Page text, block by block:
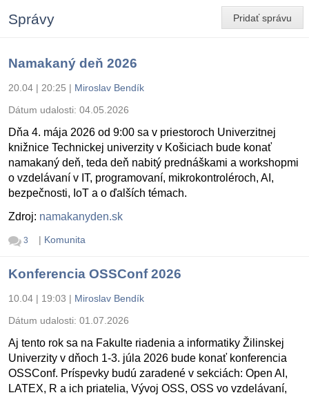
Pridať správu
Správy
Namakaný deň 2026
20.04 | 20:25 | Miroslav Bendík
Dátum udalosti: 04.05.2026
Dňa 4. mája 2026 od 9:00 sa v priestoroch Univerzitnej
knižnice Technickej univerzity v Košiciach bude konať
namakaný deň, teda deň nabitý prednáškami a workshopmi
o vzdelávaní v IT, programovaní, mikrokontroléroch, AI,
bezpečnosti, IoT a o ďalších témach.
Zdroj: namakanyden.sk
3 | Komunita
Konferencia OSSConf 2026
10.04 | 19:03 | Miroslav Bendík
Dátum udalosti: 01.07.2026
Aj tento rok sa na Fakulte riadenia a informatiky Žilinskej
Univerzity v dňoch 1-3. júla 2026 bude konať konferencia
OSSConf. Príspevky budú zaradené v sekciách: Open AI,
LATEX, R a ich priatelia, Vývoj OSS, OSS vo vzdelávaní,